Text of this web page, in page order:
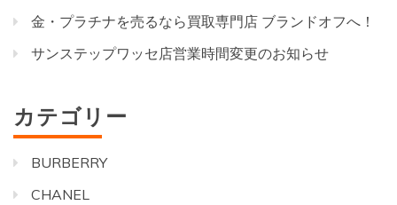
金・プラチナを売るなら買取専門店 ブランドオフへ！
サンステップワッセ店営業時間変更のお知らせ
カテゴリー
BURBERRY
CHANEL